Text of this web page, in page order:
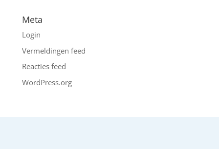
Meta
Login
Vermeldingen feed
Reacties feed
WordPress.org